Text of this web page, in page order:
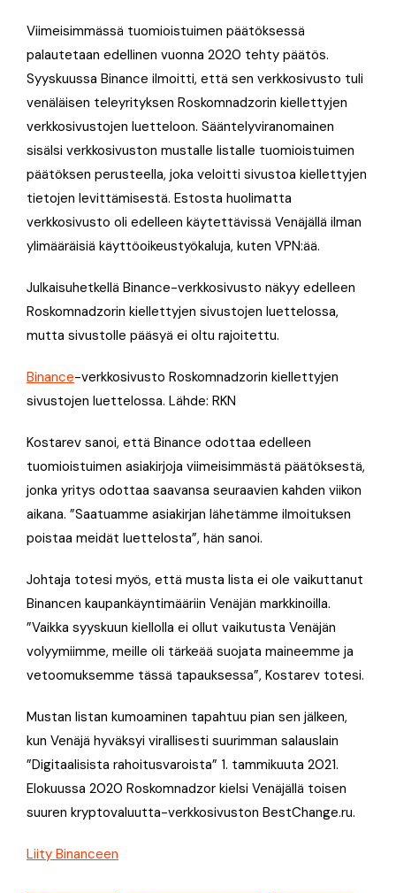
Viimeisimmässä tuomioistuimen päätöksessä
palautetaan edellinen vuonna 2020 tehty päätös.
Syyskuussa Binance ilmoitti, että sen verkkosivusto tuli
venäläisen teleyrityksen Roskomnadzorin kiellettyjen
verkkosivustojen luetteloon. Sääntelyviranomainen
sisälsi verkkosivuston mustalle listalle tuomioistuimen
päätöksen perusteella, joka veloitti sivustoa kiellettyjen
tietojen levittämisestä. Estosta huolimatta
verkkosivusto oli edelleen käytettävissä Venäjällä ilman
ylimääräisiä käyttöoikeustyökaluja, kuten VPN:ää.
Julkaisuhetkellä Binance-verkkosivusto näkyy edelleen
Roskomnadzorin kiellettyjen sivustojen luettelossa,
mutta sivustolle pääsyä ei oltu rajoitettu.
Binance-verkkosivusto Roskomnadzorin kiellettyjen
sivustojen luettelossa. Lähde: RKN
Kostarev sanoi, että Binance odottaa edelleen
tuomioistuimen asiakirjoja viimeisimmästä päätöksestä,
jonka yritys odottaa saavansa seuraavien kahden viikon
aikana. ”Saatuamme asiakirjan lähetämme ilmoituksen
poistaa meidät luettelosta”, hän sanoi.
Johtaja totesi myös, että musta lista ei ole vaikuttanut
Binancen kaupankäyntimääriin Venäjän markkinoilla.
”Vaikka syyskuun kiellolla ei ollut vaikutusta Venäjän
volyymiimme, meille oli tärkeää suojata maineemme ja
vetoomuksemme tässä tapauksessa”, Kostarev totesi.
Mustan listan kumoaminen tapahtuu pian sen jälkeen,
kun Venäjä hyväksyi virallisesti suurimman salauslain
”Digitaalisista rahoitusvaroista” 1. tammikuuta 2021.
Elokuussa 2020 Roskomnadzor kielsi Venäjällä toisen
suuren kryptovaluutta-verkkosivuston BestChange.ru.
Liity Binanceen